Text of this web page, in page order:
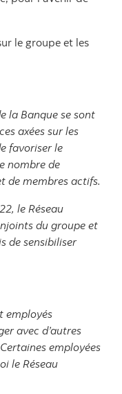
le groupe et les
la Banque se sont
axées sur les
favoriser le
nombre de
de membres actifs.
le Réseau
du groupe et
de sensibiliser
employés
avec d’autres
employées
le Réseau